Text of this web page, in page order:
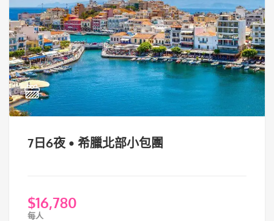
7日6夜 • 希臘北部小包團
$16,780
每人